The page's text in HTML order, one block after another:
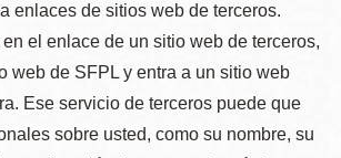
enlaces de sitios web de terceros.
el enlace de un sitio web de terceros,
web de SFPL y entra a un sitio web
Ese servicio de terceros puede que
sobre usted, como su nombre, su